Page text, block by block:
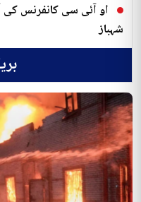
او آئی سی کانفرنس کی
شہباز